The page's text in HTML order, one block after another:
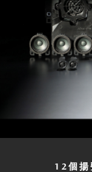
12個揚